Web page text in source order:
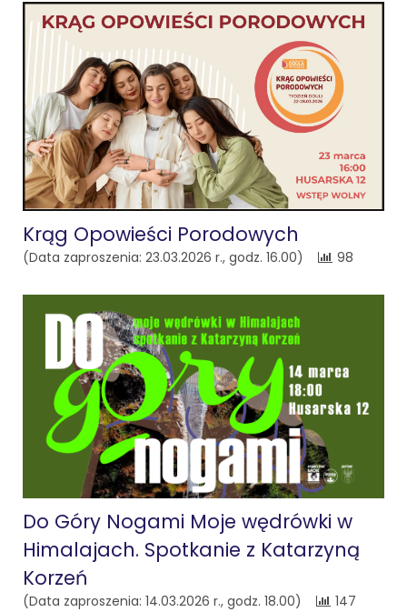
Krąg Opowieści Porodowych
(Data zaproszenia: 23.03.2026 r., godz. 16.00) 98
Do Góry Nogami Moje wędrówki w
Himalajach. Spotkanie z Katarzyną
Korzeń
(Data zaproszenia: 14.03.2026 r., godz. 18.00) 147